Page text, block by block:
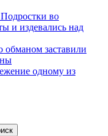
во
и издевались над
заставили
одному из